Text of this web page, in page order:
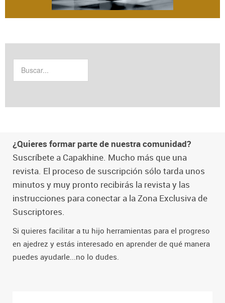
¿Quieres formar parte de nuestra comunidad?
Suscríbete a Capakhine. Mucho más que una
revista. El proceso de suscripción sólo tarda unos
minutos y muy pronto recibirás la revista y las
instrucciones para conectar a la Zona Exclusiva de
Suscriptores.
Si quieres facilitar a tu hijo herramientas para el progreso
en ajedrez y estás interesado en aprender de qué manera
puedes ayudarle...no lo dudes.